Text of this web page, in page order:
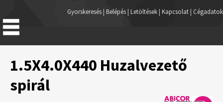
Regisztráció
Gyorskeresés| Belépés | Letöltések | Kapcsolat | Cégadatok
1.5X4.0X440 Huzalvezető
spirál